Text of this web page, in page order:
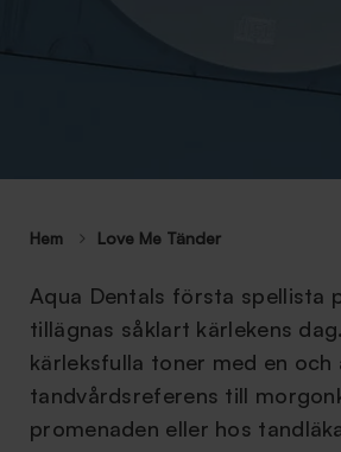
Hem Love Me Tänder
Aqua Dentals första spellista
tillägnas såklart kärlekens
kärleksfulla toner med en och
tandvårdsreferens till
promenaden eller hos